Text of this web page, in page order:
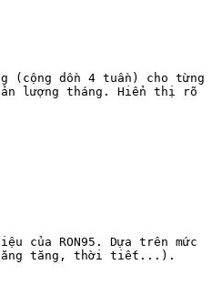
(cộng dồn 4 tuần) cho từng
lượng tháng. Hiển thị rõ
của RON95. Dựa trên mức
xăng tăng, thời tiết...).